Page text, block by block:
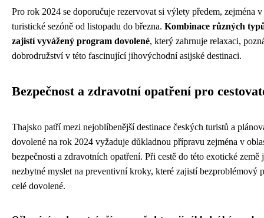
Pro rok 2024 se doporučuje rezervovat si výlety předem, zejména
turistické sezóně od listopadu do března. Kombinace různých
zajistí vyvážený program dovolené, který zahrnuje relaxaci,
dobrodružství v této fascinující jihovýchodní asijské destinaci.
Bezpečnost a zdravotní opatření pro
Thajsko patří mezi nejoblíbenější destinace českých turistů a
dovolené na rok 2024 vyžaduje důkladnou přípravu zejména v
bezpečnosti a zdravotních opatření. Při cestě do této exotické země
nezbytné myslet na preventivní kroky, které zajistí bezproblémový
celé dovolené.